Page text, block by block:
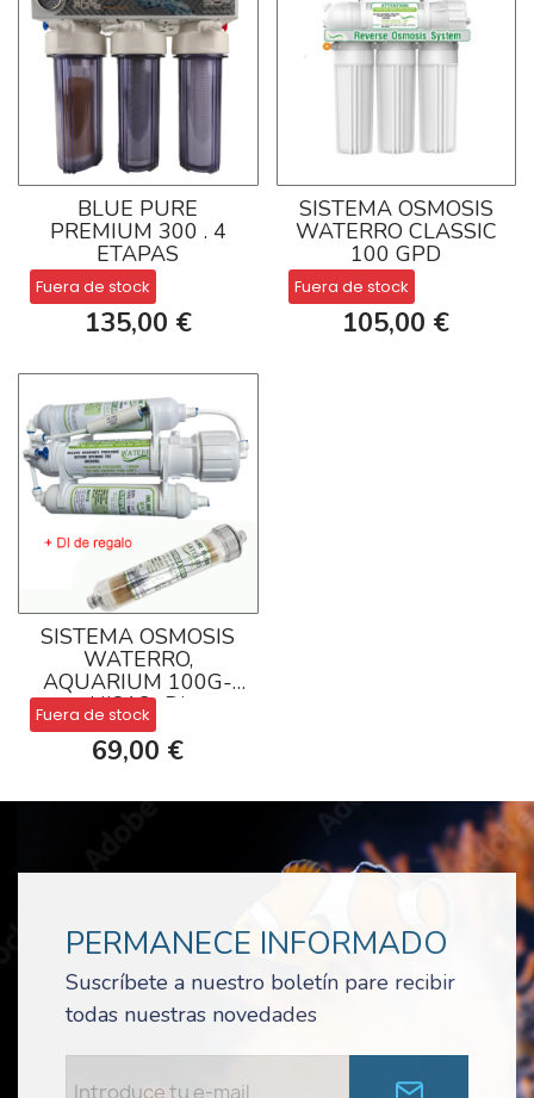
BLUE PURE
PREMIUM 300 . 4
ETAPAS
Fuera de stock
135,00 €
SISTEMA OSMOSIS
WATERRO CLASSIC
100 GPD
Fuera de stock
105,00 €
SISTEMA OSMOSIS
WATERRO,
AQUARIUM 100G-
HI812+DI
Fuera de stock
69,00 €
PERMANECE INFORMADO
Suscríbete a nuestro boletín pare recibir
todas nuestras novedades